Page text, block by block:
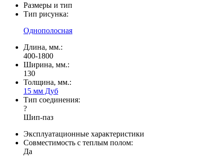
Размеры и тип
Тип рисунка:
Однополосная
Длина, мм.:
400-1800
Ширина, мм.:
130
Толщина, мм.:
15 мм Дуб
Тип соединения:
?
Шип-паз
Эксплуатационные характеристики
Совместимость с теплым полом:
Да